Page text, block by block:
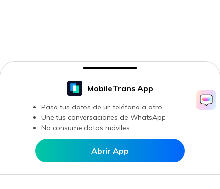
Abrir en MobileTrans
MobileTrans App
Pasa tus datos de un teléfono a otro
Une tus conversaciones de WhatsApp
No consume datos móviles
Abrir App